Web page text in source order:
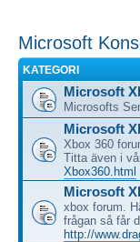
Microsoft
KATEGORI
Microsoft
Microsofts
Microsoft
Xbox 360
Titta även i
Xbox360.html
Microsoft
xbox forum.
frågan så får
http://